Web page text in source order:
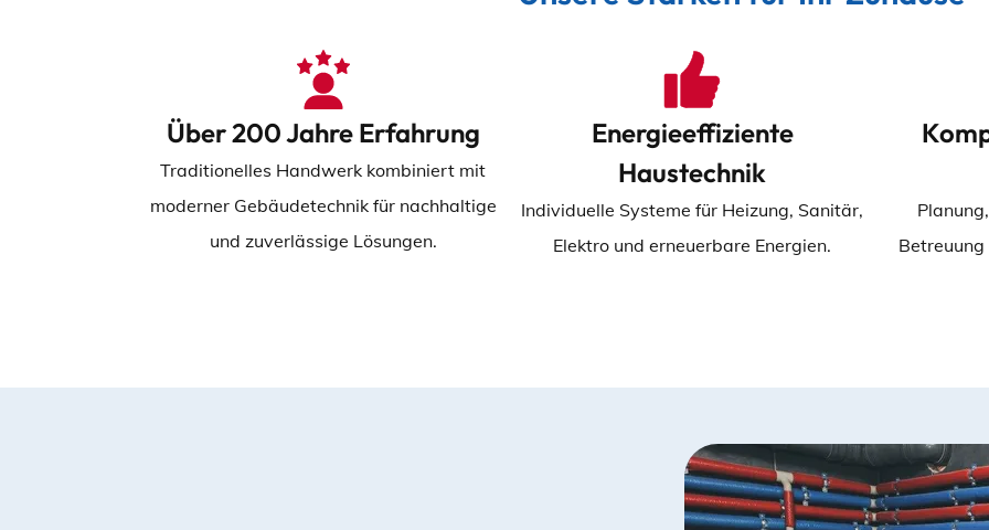
Über 200 Jahre Erfahrung
Traditionelles Handwerk kombiniert mit
moderner Gebäudetechnik für nachhaltige
und zuverlässige Lösungen.
Energieeffiziente
Haustechnik
Individuelle Systeme für Heizung, Sanitär,
Elektro und erneuerbare Energien.